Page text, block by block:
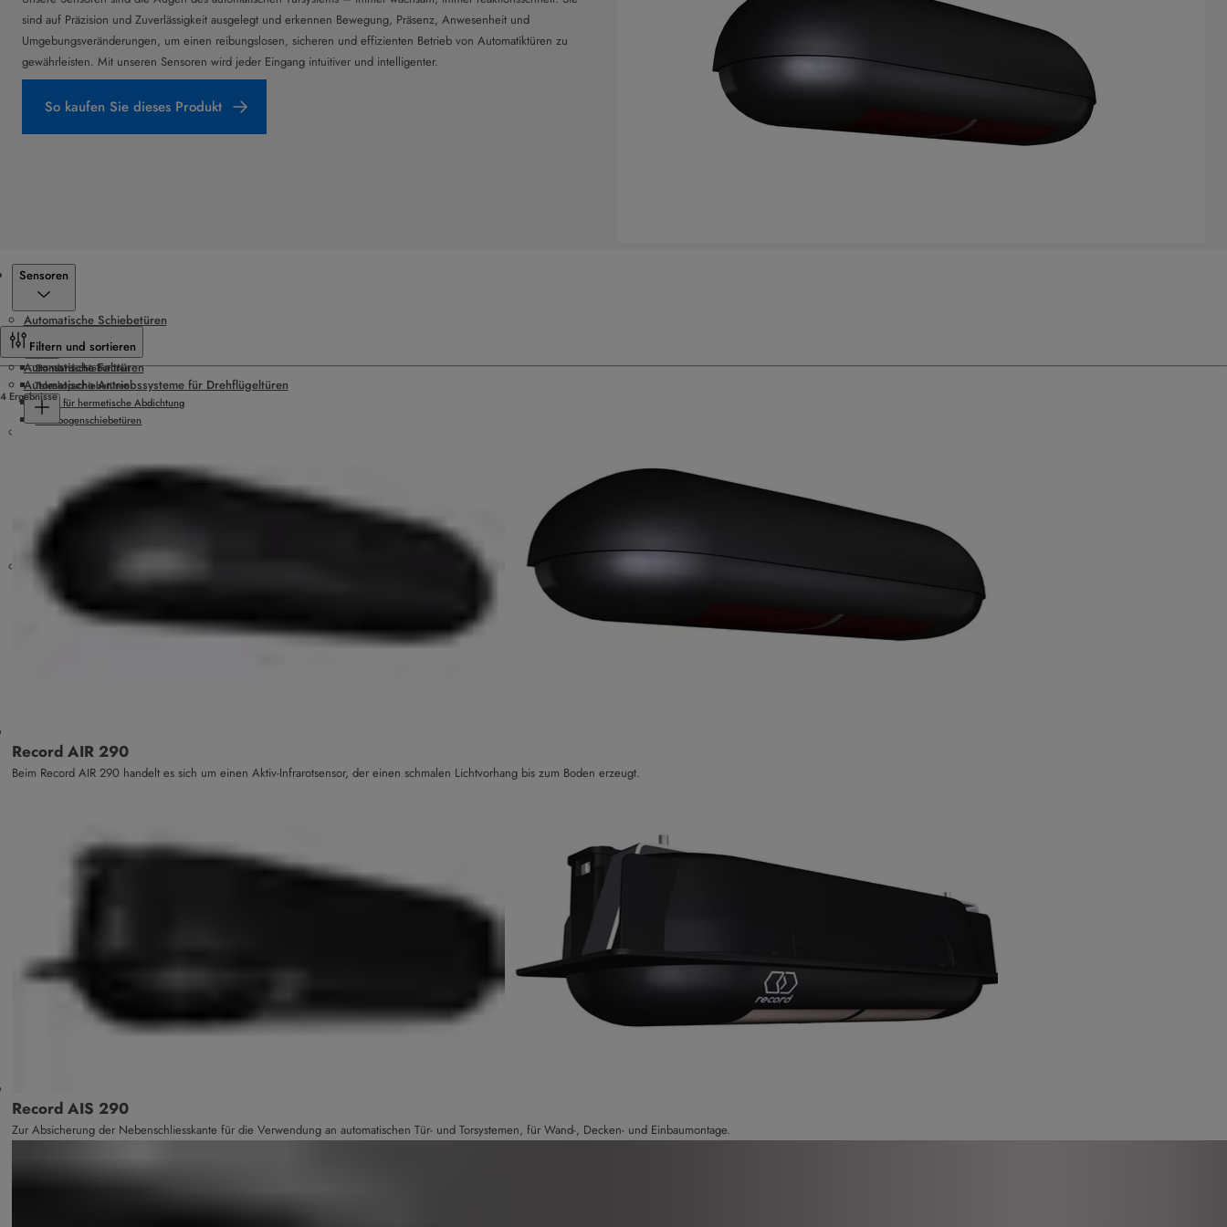
sind auf Präzision und Zuverlässigkeit ausgelegt und erkennen Bewegung, Präsenz, Anwesenheit und
Umgebungsveränderungen, um einen reibungslosen, sicheren und effizienten Betrieb von Automatiktüren zu
gewährleisten. Mit unseren Sensoren wird jeder Eingang intuitiver und intelligenter.
So kaufen Sie dieses Produkt
Sensoren
Automatische Schiebetüren
Standardschiebetüren
Teleskopschiebetüren
Türen für hermetische Abdichtung
Rundbogenschiebetüren
Automatische Falttüren
Automatische Antriebssysteme für Drehflügeltüren
Drehflügeltürantrieb
Unterflurantriebe
Sonstiges Zubehör
Verriegelung und Einbruchschutz
Bedieneinheiten
Sensoren
Digitale Lösungen
Filtern und sortieren
4 Ergebnisse
Record AIR 290
Beim Record AIR 290 handelt es sich um einen Aktiv-Infrarotsensor, der einen schmalen Lichtvorhang bis zum Boden erzeugt.
Record AIS 290
Zur Absicherung der Neben­schliess­kante für die Verwen­dung an automatischen Tür- und Torsystemen, für Wand-, Decken- und Einbaumontage.